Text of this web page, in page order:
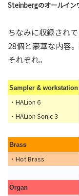
Steinbergのオールイン
ちなみに収録され
28個と豪華な内容
それぞれ。
Sampler & workstation
・HALion 6
・HALion Sonic 3
Brass
・Hot Brass
Organ